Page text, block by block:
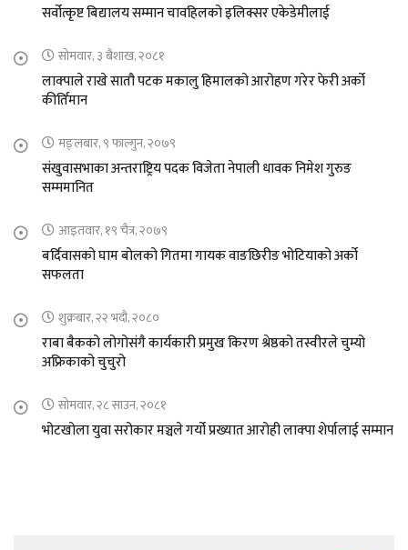
सर्वोत्कृष्ट बिद्यालय सम्मान चावहिलको इलिक्सर एकेडेमीलाई
सोमवार, ३ बैशाख, २०८१
लाक्पाले राखे सातौ पटक मकालु हिमालको आरोहण गरेर फेरी अर्को
कीर्तिमान
मङ्लबार, ९ फाल्गुन, २०७९
संखुवासभाका अन्तराष्ट्रिय पदक विजेता नेपाली धावक निमेश गुरुङ
सम्ममानित
आइतवार, १९ चैत्र, २०७९
बर्दिवासको घाम बोलको गितमा गायक वाङछिरीङ भोटियाको अर्को
सफलता
शुक्रबार, २२ भदौ, २०८०
राबा बैकको लोगोसंगै कार्यकारी प्रमुख किरण श्रेष्ठको तस्वीरले चुम्यो
अफ्रिकाको चुचुरो
सोमवार, २८ साउन, २०८१
भोटखोला युवा सरोकार मञ्चले गर्यो प्रख्यात आरोही लाक्पा शेर्पालाई सम्मान